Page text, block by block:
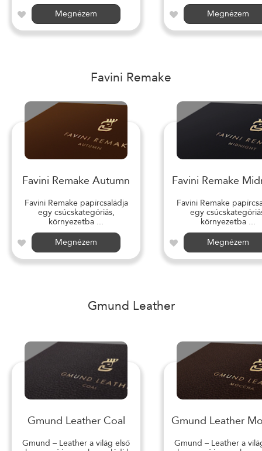
Megnézem
Megnézem
Favini Remake
Favini Remake Autumn
Favini Remake papírcsaládja
egy csúcskategóriás,
környezetba ...
Megnézem
Favini Remake
Favini Remake
egy
környezetba ...
Megnézem
Gmund Leather
Gmund Leather Coal
Gmund – Leather a világ első
Gmund Leather
Gmund – Leather a